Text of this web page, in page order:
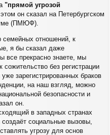
"прямой угрозой
этом он сказал на Петербургском
(ПМЮФ).
семейных отношений, к
я бы сказал даже
все прекрасно знаете, мы
без регистрации
зарегистрированных браков
на наш взгляд, можно
безопасности и
он.
в западных странах
социальные вызовы,
угрозу для основ